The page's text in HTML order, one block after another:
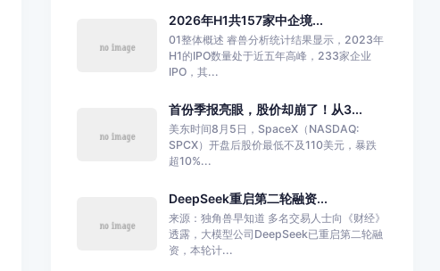
2026年H1共157家中企境...
01整体概述 睿兽分析统计结果显示，2023年
H1的IPO数量处于近五年高峰，233家企业
IPO，其...
首份季报亮眼，股价却崩了！从3...
美东时间8月5日，SpaceX（NASDAQ:
SPCX）开盘后股价最低不及110美元，暴跌
超10%...
DeepSeek重启第二轮融资...
来源：独角兽早知道 多名交易人士向《财经》
透露，大模型公司DeepSeek已重启第二轮融
资，本轮计...